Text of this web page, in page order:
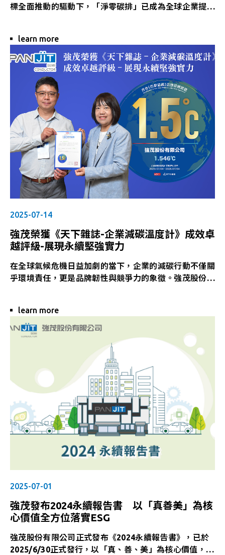
標全面推動的驅動下，「淨零碳排」已成為全球企業提升
強茂股份有限公司積極引領供應鏈夥伴，攜手積極對接國
際標準。2025/7/15(二)舉辦的「邁向淨零：國際規範與
供應鏈減碳實務」研討會，正是強茂深化產業鏈減碳能
力、協助台灣製造業鏈結全球永續市場搭建堅實的低碳橋
梁，為推動低碳轉型與打造綠色供應鏈奠定強力的基礎。
learn more
2025-07-14
強茂榮獲《天下雜誌-企業減碳溫度計》成效卓
越評級-展現永續堅強實力
在全球氣候危機日益加劇的當下，企業的減碳行動不僅關
乎環境責任，更是品牌韌性與競爭力的象徵。強茂股份有
論壇」中，榮獲《企業減碳溫度計》評選為「成效卓越」
等級，對應升溫僅1.546°C，為全台約1200家參與評估企
業中的領先群體，充分展現強茂在永續轉型上的行動力與
learn more
2025-07-01
強茂發布2024永續報告書 以「真善美」為核
心價值全方位落實ESG
強茂股份有限公司正式發布《2024永續報告書》，已於
2025/6/30正式發行，以「真、善、美」為核心價值，全